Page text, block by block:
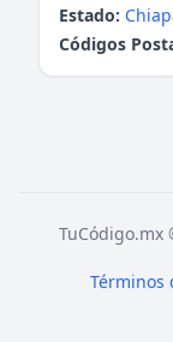
Estado:
Códigos
TuCódigo.mx
Términos